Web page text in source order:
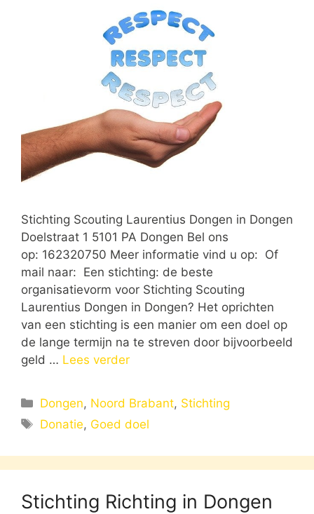
Stichting Scouting Laurentius Dongen in Dongen
Doelstraat 1 5101 PA Dongen Bel ons
op: 162320750 Meer informatie vind u op: Of
mail naar: Een stichting: de beste
organisatievorm voor Stichting Scouting
Laurentius Dongen in Dongen? Het oprichten
van een stichting is een manier om een doel op
de lange termijn na te streven door bijvoorbeeld
geld … Lees verder
Categorieën
Dongen, Noord Brabant, Stichting
Tags
Donatie, Goed doel
Stichting Richting in Dongen